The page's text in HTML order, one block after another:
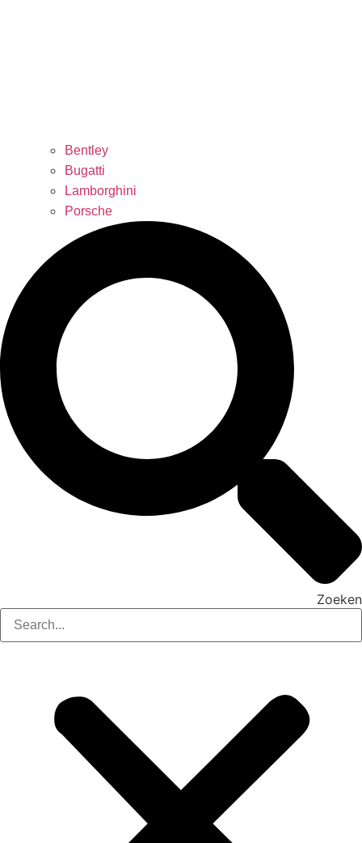
Bentley
Bugatti
Lamborghini
Porsche
Zoeken